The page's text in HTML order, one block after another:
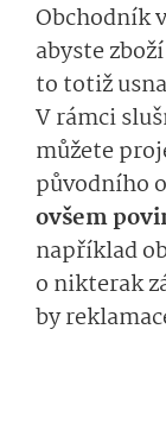
Obchodník
abyste
to totiž
V rámci
můžete
původního
ovšem
například
o nikterak
by